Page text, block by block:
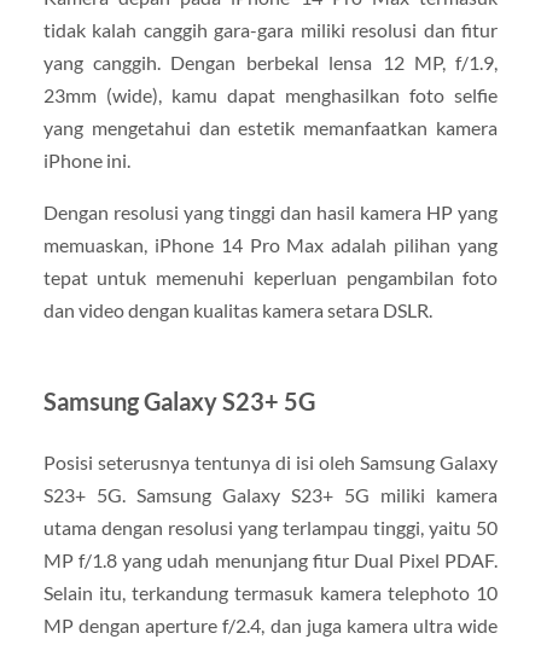
tidak kalah canggih gara-gara miliki resolusi dan fitur
yang canggih. Dengan berbekal lensa 12 MP, f/1.9,
23mm (wide), kamu dapat menghasilkan foto selfie
yang mengetahui dan estetik memanfaatkan kamera
iPhone ini.
Dengan resolusi yang tinggi dan hasil kamera HP yang
memuaskan, iPhone 14 Pro Max adalah pilihan yang
tepat untuk memenuhi keperluan pengambilan foto
dan video dengan kualitas kamera setara DSLR.
Samsung Galaxy S23+ 5G
Posisi seterusnya tentunya di isi oleh Samsung Galaxy
S23+ 5G. Samsung Galaxy S23+ 5G miliki kamera
utama dengan resolusi yang terlampau tinggi, yaitu 50
MP f/1.8 yang udah menunjang fitur Dual Pixel PDAF.
Selain itu, terkandung termasuk kamera telephoto 10
MP dengan aperture f/2.4, dan juga kamera ultra wide